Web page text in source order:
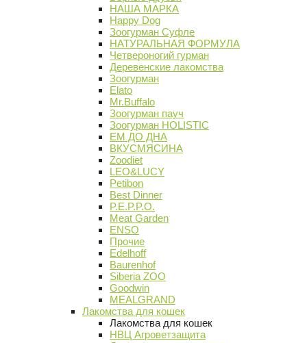
НАША МАРКА
Happy Dog
Зоогурман Суфле
НАТУРАЛЬНАЯ ФОРМУЛА
Четвероногий гурман
Деревенские лакомства
Зоогурман
Elato
Mr.Buffalo
Зоогурман пауч
Зоогурман HOLISTIC
ЕМ ДО ДНА
ВКУСМЯСИНА
Zoodiet
LEO&LUCY
Petibon
Best Dinner
P.E.P.P.O.
Meat Garden
ENSO
Прочие
Edelhoff
Baurenhof
Siberia ZOO
Goodwin
MEALGRAND
Лакомства для кошек
Лакомства для кошек
НВЦ Агроветзащита